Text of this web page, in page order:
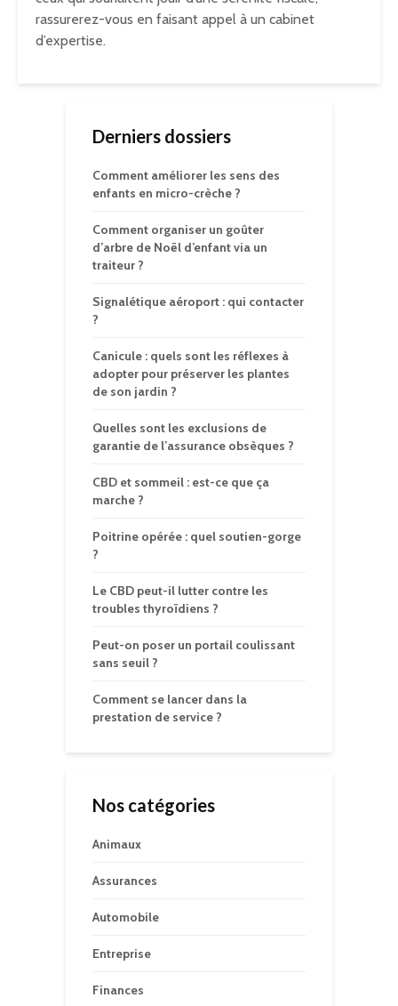
rassurerez-vous en faisant appel à un cabinet
d’expertise.
Derniers dossiers
Comment améliorer les sens des
enfants en micro-crèche ?
Comment organiser un goûter
d’arbre de Noël d’enfant via un
traiteur ?
Signalétique aéroport : qui contacter
?
Canicule : quels sont les réflexes à
adopter pour préserver les plantes
de son jardin ?
Quelles sont les exclusions de
garantie de l’assurance obsèques ?
CBD et sommeil : est-ce que ça
marche ?
Poitrine opérée : quel soutien-gorge
?
Le CBD peut-il lutter contre les
troubles thyroïdiens ?
Peut-on poser un portail coulissant
sans seuil ?
Comment se lancer dans la
prestation de service ?
Nos catégories
Animaux
Assurances
Automobile
Entreprise
Finances